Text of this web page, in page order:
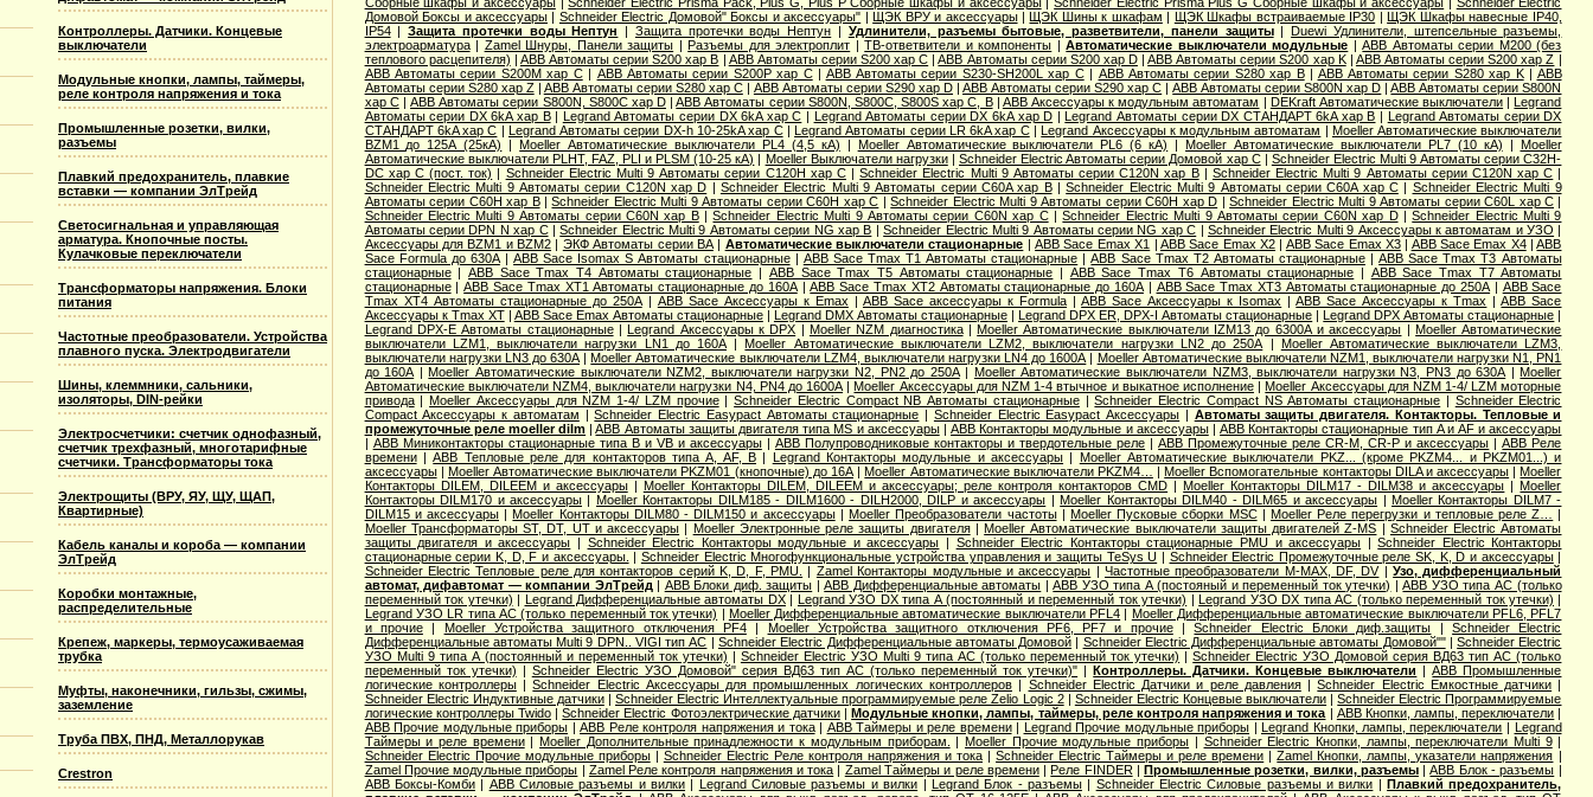
Контроллеры. Датчики. Концевые
выключатели
Модульные кнопки, лампы, таймеры,
реле контроля напряжения и тока
Промышленные розетки, вилки,
разъемы
Плавкий предохранитель, плавкие
вставки — компании ЭлТрейд
Светосигнальная и управляющая
арматура. Кнопочные посты.
Кулачковые переключатели
Трансформаторы напряжения. Блоки
питания
Частотные преобразователи. Устройства
плавного пуска. Электродвигатели
Шины, клеммники, сальники,
изоляторы, DIN-рейки
Электросчетчики: счетчик однофазный,
счетчик трехфазный, многотарифные
счетчики. Трансформаторы тока
Электрощиты (ВРУ, ЯУ, ЩУ, ЩАП,
Квартирные)
Кабель каналы и короба — компании
ЭлТрейд
Коробки монтажные,
распределительные
Крепеж, маркеры, термоусаживаемая
трубка
Муфты, наконечники, гильзы, сжимы,
заземление
Труба ПВХ, ПНД, Металлорукав
Crestron
Домовой Боксы и аксессуары| Schneider Electric Домовой" Боксы и аксессуары" |ЩЭК ВРУ и аксессуары|ЩЭК Шины к шкафам | ЩЭК Шкафы встраиваемые IP30 |ЩЭК Шкафы навесные IP40,
IP54|Защита протечки воды Нептун | Защита протечки воды Нептун | Удлинители, разъемы бытовые, разветвители, панели защиты|Duewi Удлинители, штепсельные разъемы,
электроарматура| Zamel Шнуры, Панели защиты |Разъемы для электроплит |ТВ-ответвители и компоненты |Автоматические выключатели модульные |ABB Автоматы серии M200 (без
теплового расцепителя) | ABB Автоматы серии S200 хар B | ABB Автоматы серии S200 хар C |ABB Автоматы серии S200 хар D|ABB Автоматы серии S200 хар K| ABB Автоматы серии S200 хар Z |
ABB Автоматы серии S200M хар С| ABB Автоматы серии S200P хар C| ABB Автоматы серии S230-SH200L хар С| ABB Автоматы серии S280 хар B| ABB Автоматы серии S280 хар K| ABB
Автоматы серии S280 хар Z| ABB Автоматы серии S280 хар С| ABB Автоматы серии S290 хар D |ABB Автоматы серии S290 хар С |ABB Автоматы серии S800N хар D |ABB Автоматы серии S800N
хар С|ABB Автоматы серии S800N, S800C хар D|ABB Автоматы серии S800N, S800C, S800S хар С, B| ABB Аксессуары к модульным автоматам | DEKraft Автоматические выключатели |Legrand
Автоматы серии DX 6kA хар B| Legrand Автоматы серии DX 6kA хар C | Legrand Автоматы серии DX 6kA хар D |Legrand Автоматы серии DX СТАНДАРТ 6kA хар B | Legrand Автоматы серии DX
СТАНДАРТ 6kA хар C | Legrand Автоматы серии DX-h 10-25kA хар C|Legrand Автоматы серии LR 6kA хар C|Legrand Аксессуары к модульным автоматам | Moeller Автоматические выключатели
BZM1 до 125А (25кА)
|Moeller Автоматические выключатели PL4 (4,5 кА) | Moeller Автоматические выключатели PL6 (6 кА) |Moeller Автоматические выключатели PL7 (10 кА) | Moeller
Автоматические выключатели PLHT, FAZ, PLI и PLSM (10-25 кА) | Moeller Выключатели нагрузки| Schneider Electric Aвтоматы серии Домовой хар C| Schneider Electric Multi 9 Автоматы серии C32H-
DC хар C (пост. ток) | Schneider Electric Multi 9 Автоматы серии C120H хар C|Schneider Electric Multi 9 Автоматы серии C120N хар B| Schneider Electric Multi 9 Автоматы серии C120N хар C |
Schneider Electric Multi 9 Автоматы серии C120N хар D | Schneider Electric Multi 9 Автоматы серии C60A хар B|Schneider Electric Multi 9 Автоматы серии C60A хар C| Schneider Electric Multi 9
Автоматы серии C60H хар B|Schneider Electric Multi 9 Автоматы серии C60H хар C |Schneider Electric Multi 9 Автоматы серии C60H хар D |Schneider Electric Multi 9 Автоматы серии C60L хар C |
Schneider Electric Multi 9 Автоматы серии C60N хар B|Schneider Electric Multi 9 Автоматы серии C60N хар C|Schneider Electric Multi 9 Автоматы серии C60N хар D|Schneider Electric Multi 9
Автоматы серии DPN N хар С|Schneider Electric Multi 9 Автоматы серии NG хар B |Schneider Electric Multi 9 Автоматы серии NG хар С |Schneider Electric Multi 9 Аксессуары к автоматам и УЗО |
Аксессуары для BZM1 и BZM2 | ЭКФ Автоматы серии ВА| Автоматические выключатели стационарные |ABB Sace Emax X1 | ABB Sace Emax X2 | ABB Sace Emax X3| ABB Sace Emax X4|ABB
Sace Formula до 630А|ABB Sace Isomax S Автоматы стационарные| ABB Sace Tmax T1 Автоматы стационарные |ABB Sace Tmax T2 Автоматы стационарные|ABB Sace Tmax T3 Автоматы
стационарные| ABB Sace Tmax T4 Автоматы стационарные | ABB Sace Tmax T5 Автоматы стационарные | ABB Sace Tmax T6 Автоматы стационарные | ABB Sace Tmax T7 Автоматы
стационарные|ABB Sace Tmax XT1 Автоматы стационарные до 160А|ABB Sace Tmax XT2 Автоматы стационарные до 160А| ABB Sace Tmax XT3 Автоматы стационарные до 250А | ABB Sace
Tmax XT4 Автоматы стационарные до 250А| ABB Sace Аксессуары к Emax | ABB Sace аксессуары к Formula |ABB Sace Аксессуары к Isomax |ABB Sace Аксессуары к Tmax |ABB Sace
Аксессуары к Tmax XT| ABB Sace Еmax Автоматы стационарные| Legrand DMX Автоматы стационарные |Legrand DPX ER, DPX-I Автоматы стационарные |Legrand DPX Автоматы стационарные |
Legrand DPX-E Автоматы стационарные|Legrand Аксессуары к DPX | Moeller NZM диагностика|Moeller Автоматические выключатели IZM13 до 6300А и аксессуары |Moeller Автоматические
выключатели LZM1, выключатели нагрузки LN1 до 160А|Moeller Автоматические выключатели LZM2, выключатели нагрузки LN2 до 250А | Moeller Автоматические выключатели LZM3,
выключатели нагрузки LN3 до 630А |Moeller Автоматические выключатели LZM4, выключатели нагрузки LN4 до 1600А | Moeller Автоматические выключатели NZM1, выключатели нагрузки N1, PN1
до 160А |Moeller Автоматические выключатели NZM2, выключатели нагрузки N2, PN2 до 250А| Moeller Автоматические выключатели NZM3, выключатели нагрузки N3, PN3 до 630А |Moeller
Автоматические выключатели NZM4, выключатели нагрузки N4, PN4 до 1600А |Moeller Аксессуары для NZM 1-4 втычное и выкатное исполнение|Moeller Аксессуары для NZM 1-4/ LZM моторные
привода|Moeller Аксессуары для NZM 1-4/ LZM прочие|Schneider Electric Compact NB Автоматы стационарные|Schneider Electric Compact NS Автоматы стационарные | Schneider Electric
Compact Аксессуары к автоматам |Schneider Electric Easypact Автоматы стационарные | Schneider Electric Easypact Аксессуары | Автоматы защиты двигателя. Контакторы. Тепловые и
промежуточные реле moeller dilm |ABB Автоматы защиты двигателя типа MS и аксессуары|ABB Контакторы модульные и аксессуары|ABB Контакторы стационарные тип A и AF и аксессуары
| ABB Миниконтакторы стационарные типа B и VB и аксессуары| ABB Полупроводниковые контакторы и твердотельные реле |ABB Промежуточные реле CR-M, CR-P и аксессуары |ABB Реле
времени|ABB Тепловые реле для контакторов типа A, AF, B | Legrand Контакторы модульные и аксессуары | Moeller Автоматические выключатели PKZ... (кроме PKZM4... и PKZM01...) и
аксессуары| Moeller Автоматические выключатели PKZM01 (кнопочные) до 16А |Moeller Автоматические выключатели PKZM4… |Moeller Вспомогательные контакторы DILA и аксессуары |Moeller
Контакторы DILEM, DILEEM и аксессуары| Moeller Контакторы DILEM, DILEEM и аксессуары; реле контроля контакторов CMD |Moeller Контакторы DILM17 - DILM38 и аксессуары |Moeller
Контакторы DILM170 и аксессуары | Moeller Контакторы DILM185 - DILM1600 - DILH2000, DILP и аксессуары |Moeller Контакторы DILM40 - DILM65 и аксессуары |Moeller Контакторы DILM7 -
DILM15 и аксессуары |Moeller Контакторы DILM80 - DILM150 и аксессуары|Moeller Преобразователи частоты| Moeller Пусковые сборки MSC|Moeller Реле перегрузки и тепловые реле Z…
|
Moeller Трансформаторы ST, DT, UT и аксессуары | Moeller Электронные реле защиты двигателя|Moeller Автоматические выключатели защиты двигателей Z-MS | Schneider Electric Автоматы
защиты двигателя и аксессуары | Schneider Electric Контакторы модульные и аксессуары | Schneider Electric Контакторы стационарные PMU и аксессуары |Schneider Electric Контакторы
стационарные серии K, D, F и аксессуары. | Schneider Electric Многофункциональные устройства управления и защиты TeSys U | Schneider Electric Промежуточные реле SK, K, D и аксессуары|
Schneider Electric Тепловые реле для контакторов серий K, D, F, PMU.
| Zamel Контакторы модульные и аксессуары | Частотные преобразователи M-MAX, DF, DV|Узо, дифференциальный
автомат, дифавтомат — компании ЭлТрейд | ABB Блоки диф. защиты |ABB Дифференциальные автоматы |ABB УЗО типа А (постояный и переменный ток утечки) |ABB УЗО типа АС (только
переменный ток утечки) | Legrand Дифференциальные автоматы DX| Legrand УЗО DX типа А (постоянный и переменный ток утечки) |Legrand УЗО DX типа АС (только переменный ток утечки) |
Legrand УЗО LR типа АС (только переменный ток утечки) | Moeller Дифференциальные автоматические выключатели PFL4 | Moeller Дифференциальные автоматические выключатели PFL6, PFL7
и прочие| Moeller Устройства защитного отключения PF4| Moeller Устройства защитного отключения PF6, PF7 и прочие|Schneider Electric Блоки диф.защиты |Schneider Electric
Дифференциальные автоматы Multi 9 DPN.. VIGI тип AС | Schneider Electric Дифференциальные автоматы Домовой | Schneider Electric Дифференциальные автоматы Домовой""|Schneider Electric
УЗО Multi 9 типа А (постоянный и переменный ток утечки) | Schneider Electric УЗО Multi 9 типа АС (только переменный ток утечки) |Schneider Electric УЗО Домовой серия ВД63 тип АС (только
переменный ток утечки) | Schneider Electric УЗО Домовой" серия ВД63 тип АС (только переменный ток утечки)" |Контроллеры. Датчики. Концевые выключатели |ABB Промышленные
логические контроллеры|Schneider Electric Аксессуары для промышленных логических контроллеров| Schneider Electric Датчики и реле давления|Schneider Electric Емкостные датчики |
Schneider Electric Индуктивные датчики|Schneider Electric Интеллектуальные программируемые реле Zelio Logic 2| Schneider Electric Концевые выключатели |Schneider Electric Программируемые
логические контроллеры Twido|Schneider Electric Фотоэлектрические датчики|Модульные кнопки, лампы, таймеры, реле контроля напряжения и тока | ABB Кнопки, лампы, переключатели |
ABB Прочие модульные приборы |ABB Реле контроля напряжения и тока| ABB Таймеры и реле времени| Legrand Прочие модульные приборы |Legrand Кнопки, лампы, переключатели | Legrand
Таймеры и реле времени|Moeller Дополнительные принадлежности к модульным приборам. |Moeller Прочие модульные приборы | Schneider Electric Кнопки, лампы, переключатели Multi 9|
Schneider Electric Прочие модульные приборы| Schneider Electric Реле контроля напряжения и тока |Schneider Electric Таймеры и реле времени |Zamel Кнопки, лампы, указатели напряжения |
Zamel Прочие модульные приборы | Zamel Реле контроля напряжения и тока | Zamel Таймеры и реле времени|Реле FINDER|Промышленные розетки, вилки, разъемы|ABB Блок - разъемы |
ABB Боксы-Комби| ABB Силовые разъемы и вилки | Legrand Cиловые разъемы и вилки | Legrand Блок - разъемы| Schneider Electric Силовые разъемы и вилки |Плавкий предохранитель,